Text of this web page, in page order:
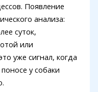
Появление
анализа:
суток,
или
уже сигнал, когда
у собаки